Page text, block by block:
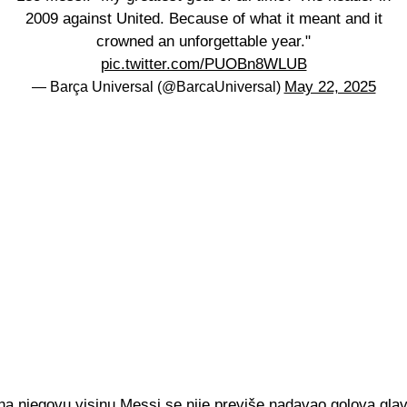
2009 against United. Because of what it meant and it
crowned an unforgettable year."
pic.twitter.com/PUOBn8WLUB
— Barça Universal (@BarcaUniversal) May 22, 2025